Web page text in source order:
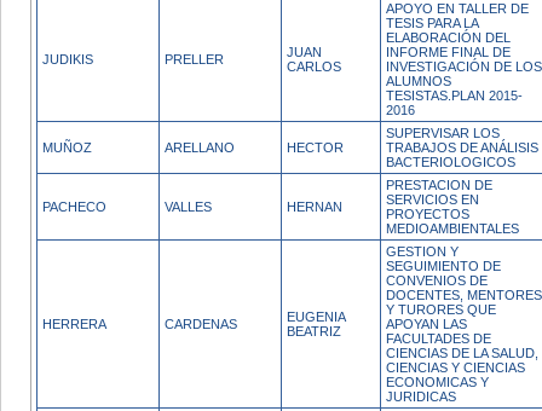
JUDIKIS PRELLER
JUAN
CARLOS
APOYO EN TALLER DE
TESIS PARA LA
ELABORACIÓN DEL
INFORME FINAL DE
INVESTIGACIÓN DE LOS
ALUMNOS
TESISTAS.PLAN 2015-
2016
MUÑOZ ARELLANO HECTOR
SUPERVISAR LOS
TRABAJOS DE ANÁLISIS
BACTERIOLOGICOS
PACHECO VALLES HERNAN
PRESTACION DE
SERVICIOS EN
PROYECTOS
MEDIOAMBIENTALES
HERRERA CARDENAS
EUGENIA
BEATRIZ
GESTION Y
SEGUIMIENTO DE
CONVENIOS DE
DOCENTES, MENTORES
Y TURORES QUE
APOYAN LAS
FACULTADES DE
CIENCIAS DE LA SALUD,
CIENCIAS Y CIENCIAS
ECONOMICAS Y
JURIDICAS